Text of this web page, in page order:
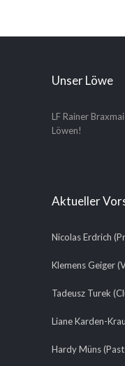
Unser Löwe
LF Rainer
Löwen!
Aktueller
Nicolas Erdrich
Klemens Geiger
Tadeusz Turek
Liane Karden-
Hardy Müns